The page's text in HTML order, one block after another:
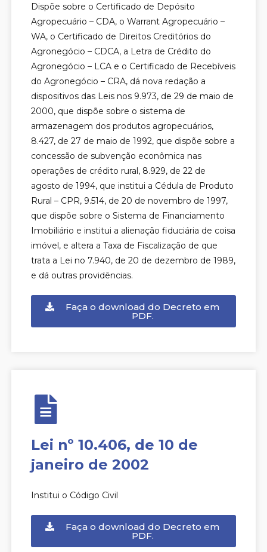
Dispõe sobre o Certificado de Depósito
Agropecuário – CDA, o Warrant Agropecuário –
WA, o Certificado de Direitos Creditórios do
Agronegócio – CDCA, a Letra de Crédito do
Agronegócio – LCA e o Certificado de Recebíveis
do Agronegócio – CRA, dá nova redação a
dispositivos das Leis nos 9.973, de 29 de maio de
2000, que dispõe sobre o sistema de
armazenagem dos produtos agropecuários,
8.427, de 27 de maio de 1992, que dispõe sobre a
concessão de subvenção econômica nas
operações de crédito rural, 8.929, de 22 de
agosto de 1994, que institui a Cédula de Produto
Rural – CPR, 9.514, de 20 de novembro de 1997,
que dispõe sobre o Sistema de Financiamento
Imobiliário e institui a alienação fiduciária de coisa
imóvel, e altera a Taxa de Fiscalização de que
trata a Lei no 7.940, de 20 de dezembro de 1989,
e dá outras providências.
Faça o download do Decreto em
PDF.
Lei nº 10.406, de 10 de
janeiro de 2002
Institui o Código Civil
Faça o download do Decreto em
PDF.